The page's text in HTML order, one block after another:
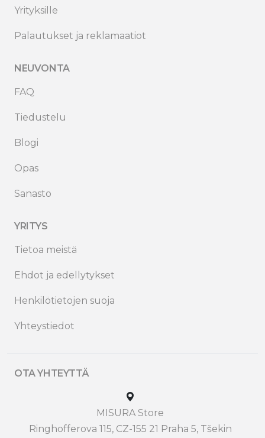
Yrityksille
Palautukset ja reklamaatiot
NEUVONTA
FAQ
Tiedustelu
Blogi
Opas
Sanasto
YRITYS
Tietoa meistä
Ehdot ja edellytykset
Henkilötietojen suoja
Yhteystiedot
OTA YHTEYTTÄ
MISURA Store
Ringhofferova 115, CZ-155 21 Praha 5, Tšekin